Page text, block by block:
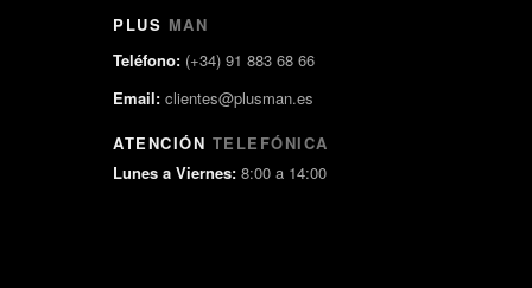
PLUS MAN
Teléfono: (+34) 91 883 68 66
Email: clientes@plusman.es
ATENCIÓN TELEFÓNICA
Lunes a Viernes: 8:00 a 14:00